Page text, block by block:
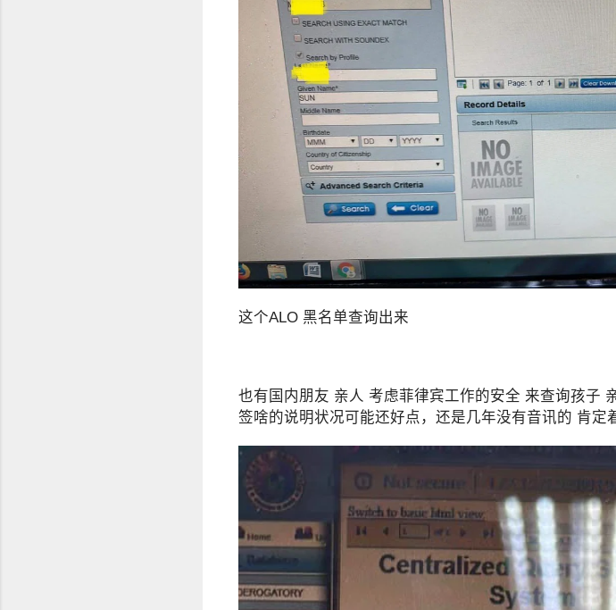
这个ALO 黑名单查询出来
也有国内朋友 亲人 考虑菲律宾工作的安全 来查询孩子
签啥的说明状况可能还好点，还是几年没有音讯的 肯定